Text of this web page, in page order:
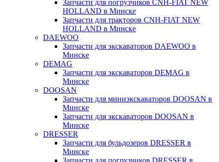
Запчасти для погрузчиков CNH-FIAT NEW
HOLLAND в Минске
Запчасти для тракторов CNH-FIAT NEW
HOLLAND в Минске
DAEWOO
Запчасти для экскаваторов DAEWOO в
Минске
DEMAG
Запчасти для экскаваторов DEMAG в
Минске
DOOSAN
Запчасти для миниэкскаваторов DOOSAN в
Минске
Запчасти для экскаваторов DOOSAN в
Минске
DRESSER
Запчасти для бульдозеров DRESSER в
Минске
Запчасти для погрузчиков DRESSER в